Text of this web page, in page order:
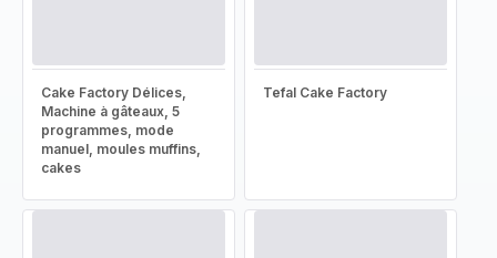
Cake Factory Délices,
Machine à gâteaux, 5
programmes, mode
manuel, moules muffins,
cakes
Tefal Cake Factory